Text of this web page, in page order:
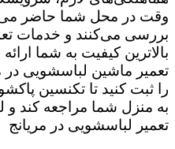
وقت در محل شما حاضر
بررسی می‌کنند و خدمات
بالاترین کیفیت به شما
تعمیر ماشین لباسشویی
را ثبت کنید تا تکنسین
به منزل شما مراجعه کند و
تعمیر لباسشویی در مریانج